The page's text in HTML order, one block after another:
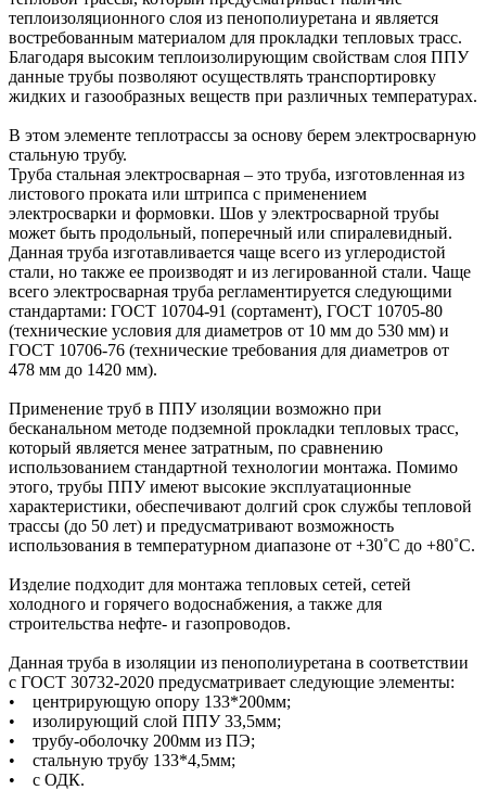
теплоизоляционного слоя из пенополиуретана и является
востребованным материалом для прокладки тепловых трасс.
Благодаря высоким теплоизолирующим свойствам слоя ППУ
данные трубы позволяют осуществлять транспортировку
жидких и газообразных веществ при различных температурах.
В этом элементе теплотрассы за основу берем электросварную
стальную трубу.
Труба стальная электросварная – это труба, изготовленная из
листового проката или штрипса с применением
электросварки и формовки. Шов у электросварной трубы
может быть продольный, поперечный или спиралевидный.
Данная труба изготавливается чаще всего из углеродистой
стали, но также ее производят и из легированной стали. Чаще
всего электросварная труба регламентируется следующими
стандартами: ГОСТ 10704-91 (сортамент), ГОСТ 10705-80
(технические условия для диаметров от 10 мм до 530 мм) и
ГОСТ 10706-76 (технические требования для диаметров от
478 мм до 1420 мм).
Применение труб в ППУ изоляции возможно при
бесканальном методе подземной прокладки тепловых трасс,
который является менее затратным, по сравнению
использованием стандартной технологии монтажа. Помимо
этого, трубы ППУ имеют высокие эксплуатационные
характеристики, обеспечивают долгий срок службы тепловой
трассы (до 50 лет) и предусматривают возможность
использования в температурном диапазоне от +30˚C до +80˚C.
Изделие подходит для монтажа тепловых сетей, сетей
холодного и горячего водоснабжения, а также для
строительства нефте- и газопроводов.
Данная труба в изоляции из пенополиуретана в соответствии
с ГОСТ 30732-2020 предусматривает следующие элементы:
• центрирующую опору 133*200мм;
• изолирующий слой ППУ 33,5мм;
• трубу-оболочку 200мм из ПЭ;
• стальную трубу 133*4,5мм;
• с ОДК.